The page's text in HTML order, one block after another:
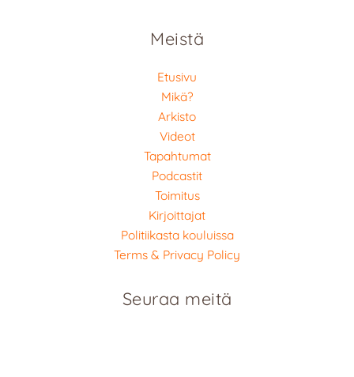
Meistä
Etusivu
Mikä?
Arkisto
Videot
Tapahtumat
Podcastit
Toimitus
Kirjoittajat
Politiikasta kouluissa
Terms & Privacy Policy
Seuraa meitä